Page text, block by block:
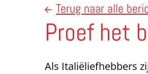
Terug naar alle
Proef het
Als Italiëliefhebbers